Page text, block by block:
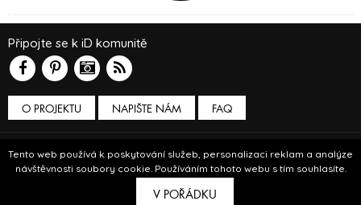
Tento web používá k poskytování služeb, personalizaci reklam a analýze
návštěvnosti soubory cookie. Používáním tohoto webu s tím souhlasíte.
V POŘÁDKU
O PROJEKTU NAPIŠTE NÁM
Připojte se k iD komunitě
FAQ
Podmínky používání
© Insidecor 2013-2019.
Breezy